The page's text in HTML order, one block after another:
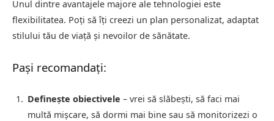
Unul dintre avantajele majore ale tehnologiei este
flexibilitatea. Poți să îți creezi un plan personalizat, adaptat
stilului tău de viață și nevoilor de sănătate.
Pași recomandați:
Definește obiectivele – vrei să slăbești, să faci mai
multă mișcare, să dormi mai bine sau să monitorizezi o